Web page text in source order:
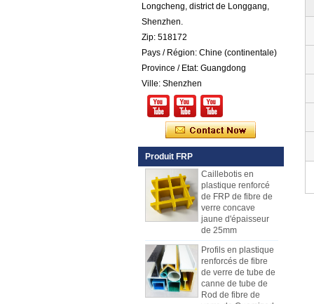
Longcheng, district de Longgang,
Shenzhen.
Zip: 518172
Pays / Région: Chine (continentale)
Province / Etat: Guangdong
Ville: Shenzhen
Produit FRP
Comstom Épaisseur
vendre
Panneau composé
de mousse d'unité
centrale de
plastique renforcé
par fibre de verre de
fibre de verre pour
plastique renforcé
de FRP de fibre de
verre concave
jaune d'épaisseur
de 25mm
Profils en plastique
renforcés de fibre
de verre de tube de
canne de tube de
Rod de fibre de
verre de Cuomized